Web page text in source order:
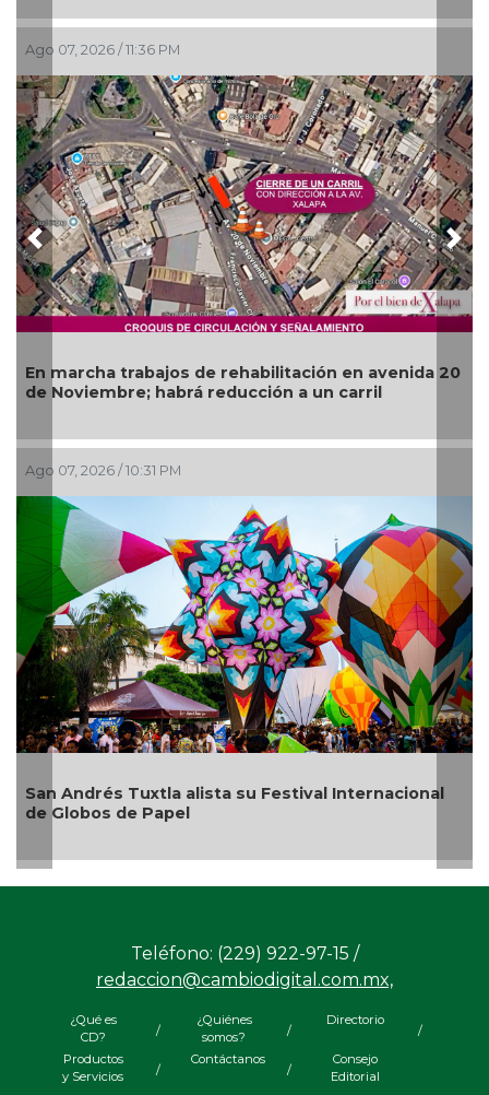
en avenida 20
carril
Internacional
Ago 07, 2026 / 7:00 PM
Más de 120 elementos de seguridad
operativos vs rodadas de
del Río
Ago 07, 2026 / 6:49 PM
¿Con o sin espuma?
Previous
Teléfono: (229) 922-97-15 /
redaccion@cambiodigital.com.mx,
¿Qué es
CD?
/
¿Quiénes
somos?
/
Directorio
/
Productos
y Servicios
/
Contáctanos
/
Consejo
Editorial